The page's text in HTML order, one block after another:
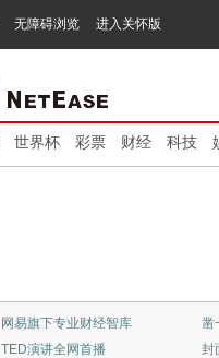
无障碍浏览 进入关怀版
世界杯 彩票 财经 科技
网易新闻：猫头鹰视频
“清流”穿越迷雾
北
《